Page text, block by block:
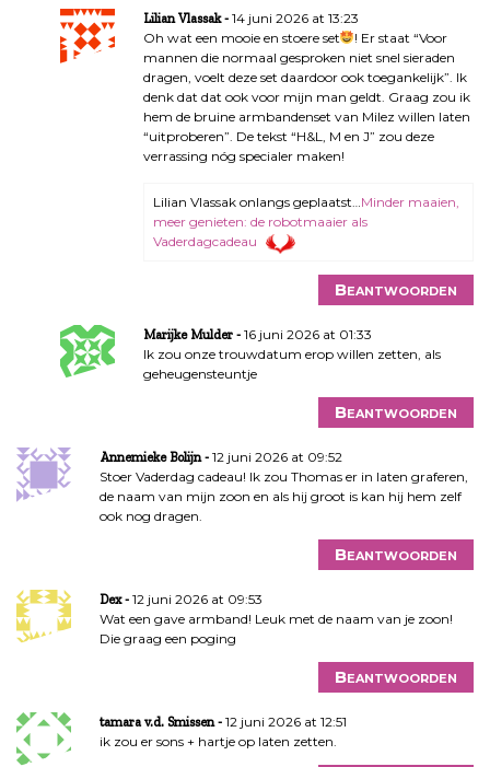
Lilian Vlassak
14 juni 2026 at 13:23
Oh wat een mooie en stoere set
! Er staat “Voor
mannen die normaal gesproken niet snel sieraden
dragen, voelt deze set daardoor ook toegankelijk”. Ik
denk dat dat ook voor mijn man geldt. Graag zou ik
hem de bruine armbandenset van Milez willen laten
“uitproberen”. De tekst “H&L, M en J” zou deze
verrassing nóg specialer maken!
Lilian Vlassak onlangs geplaatst… Minder maaien,
meer genieten: de robotmaaier als
Vaderdagcadeau
Beantwoorden
Marijke Mulder
16 juni 2026 at 01:33
Ik zou onze trouwdatum erop willen zetten, als
geheugensteuntje
Beantwoorden
Annemieke Bolijn
12 juni 2026 at 09:52
Stoer Vaderdag cadeau! Ik zou Thomas er in laten graferen,
de naam van mijn zoon en als hij groot is kan hij hem zelf
ook nog dragen.
Beantwoorden
Dex
12 juni 2026 at 09:53
Wat een gave armband! Leuk met de naam van je zoon!
Die graag een poging
Beantwoorden
tamara v.d. Smissen
12 juni 2026 at 12:51
ik zou er sons + hartje op laten zetten.